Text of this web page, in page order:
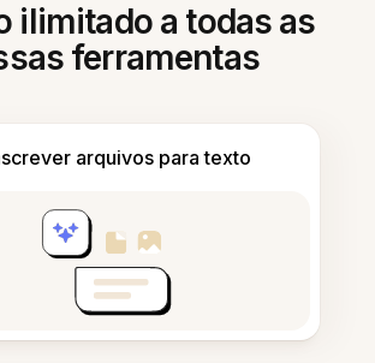
ilimitado a todas as
ferramentas
arquivos para texto